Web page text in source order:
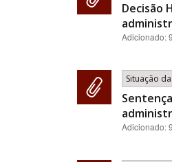
Decisão
Adicionado:
Situação
Adicionado: